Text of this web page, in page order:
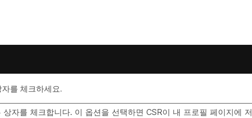
를 체크하세요.
상자를 체크합니다. 이 옵션을 선택하면 CSR이 내 프로필 페이지에 저